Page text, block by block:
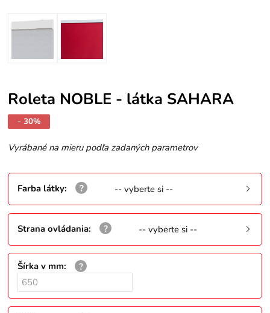
Roleta NOBLE - látka SAHARA
- 30%
Vyrábané na mieru podľa zadaných parametrov
Farba látky: -- vyberte si --
Strana ovládania: -- vyberte si --
Šírka v mm: